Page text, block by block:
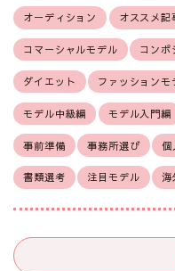
オーディション オススメ記
コマーシャルモデル コンポ
ダイエット ファッションモ
モデル中級編 モデル入門編
事前準備 事務所選び 個
書類選考 注目モデル 海